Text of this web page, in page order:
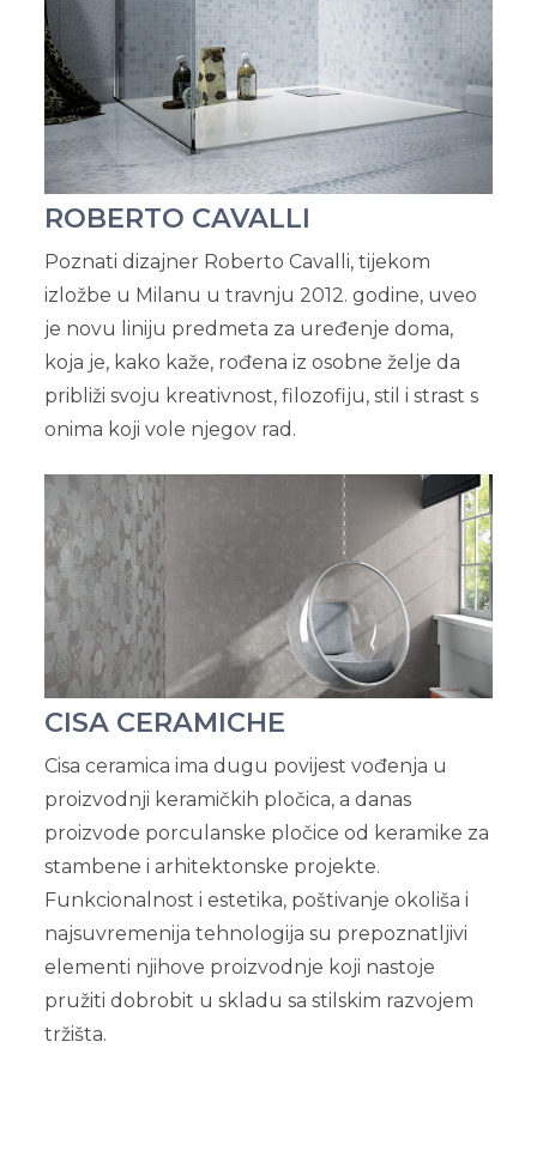
ROBERTO CAVALLI
Poznati dizajner Roberto Cavalli, tijekom
izložbe u Milanu u travnju 2012. godine, uveo
je novu liniju predmeta za uređenje doma,
koja je, kako kaže, rođena iz osobne želje da
približi svoju kreativnost, filozofiju, stil i strast s
onima koji vole njegov rad.
CISA CERAMICHE
Cisa ceramica ima dugu povijest vođenja u
proizvodnji keramičkih pločica, a danas
proizvode porculanske pločice od keramike za
stambene i arhitektonske projekte.
Funkcionalnost i estetika, poštivanje okoliša i
najsuvremenija tehnologija su prepoznatljivi
elementi njihove proizvodnje koji nastoje
pružiti dobrobit u skladu sa stilskim razvojem
tržišta.